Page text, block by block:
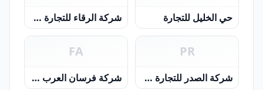
حي الخليل للتجارة شركة الرقاء للتجارة ش م م
PR
شركة الصدر للتجارة ش. م. م
FA
شركة فرسان العرب للتجارة - تضامنية